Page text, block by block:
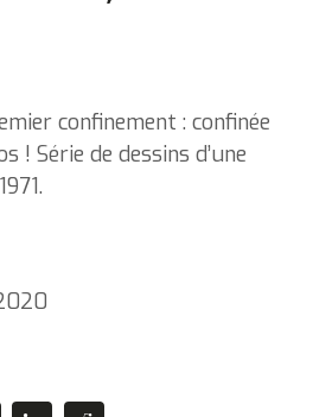
confinement : confinée
! Série de dessins d’une